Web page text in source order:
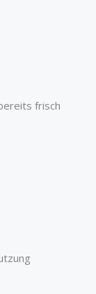
frisch